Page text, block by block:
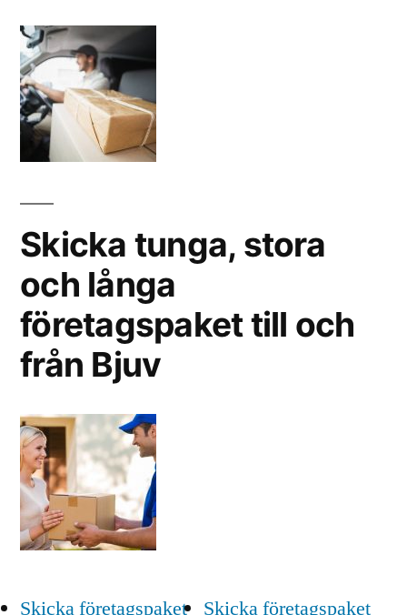
Skicka tunga, stora
och långa
företagspaket till och
från Bjuv
Skicka företagspaket
Skicka företagspaket